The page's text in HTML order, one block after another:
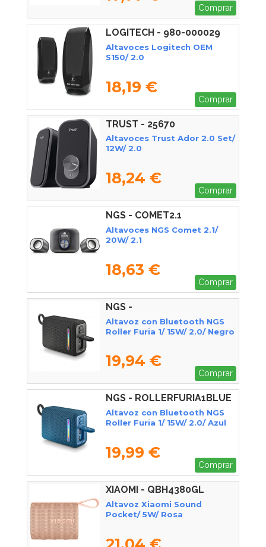
Comprar
LOGITECH - 980-000029
Altavoces Logitech OEM
S150/ 2.0
18,19 €
Comprar
TRUST - 25670
Altavoces Trust Ador 2.0 Set/
12W/ 2.0
18,24 €
Comprar
NGS - COMET2.1
Altavoces NGS Comet 2.1/
20W/ 2.1
18,63 €
Comprar
NGS -
ROLLERFURIA1BLACK
Altavoz con Bluetooth NGS
Roller Furia 1/ 15W/ 2.0/ Negro
19,94 €
Comprar
NGS - ROLLERFURIA1BLUE
Altavoz con Bluetooth NGS
Roller Furia 1/ 15W/ 2.0/ Azul
19,99 €
Comprar
XIAOMI - QBH4380GL
Altavoz Xiaomi Sound
Pocket/ 5W/ Rosa